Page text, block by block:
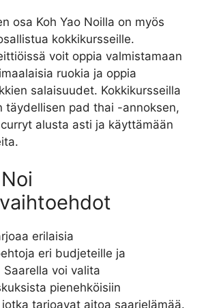
osa Koh Yao Noilla on myös
kokkikursseille.
voit oppia valmistamaan
​​ruokia ja oppia
salaisuudet. Kokkikursseilla
täydellisen pad thai -annoksen,
alusta asti ja käyttämään
erilaisia
eri budjeteille ja
voi valita
pienehköisiin
tarjoavat aitoa saarielämää.